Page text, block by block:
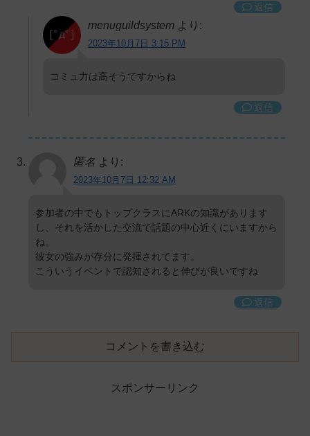
返信
menuguildsystem より:
2023年10月7日 3:15 PM
コミュ力は高そうですからね
返信
匿名 より:
2023年10月7日 12:32 AM
参加者の中でもトップクラスにARKの知識があります
し、それを活かした交流で話題の中心近くにいますから
ね。
彼女の強みが存分に発揮されてます。
こういうイベントで認知されると伸びが良いですね
返信
コメントを書き込む
スポンサーリンク